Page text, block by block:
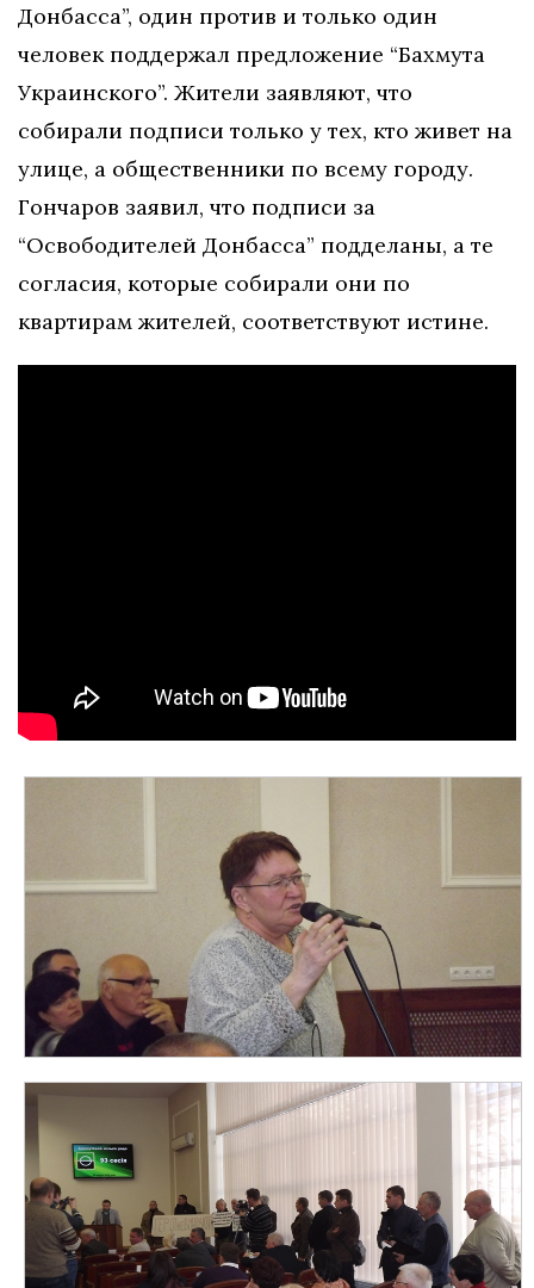
Донбасса”, один против и только один
человек поддержал предложение “Бахмута
Украинского”. Жители заявляют, что
собирали подписи только у тех, кто живет на
улице, а общественники по всему городу.
Гончаров заявил, что подписи за
“Освободителей Донбасса” подделаны, а те
согласия, которые собирали они по
квартирам жителей, соответствуют истине.